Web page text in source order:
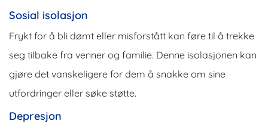
Sosial isolasjon
Frykt for å bli dømt eller misforstått kan føre til å trekke
seg tilbake fra venner og familie. Denne isolasjonen kan
gjøre det vanskeligere for dem å snakke om sine
utfordringer eller søke støtte.
Depresjon